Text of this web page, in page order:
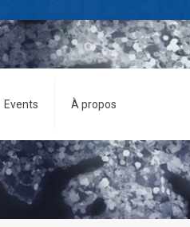
Events À propos